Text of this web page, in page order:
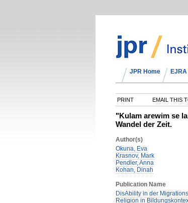
JPR Home
PRINT EMAIL THIS
"Kulam arewim se
Wandel der Zeit.
Author(s)
Okuna, Eva
Krasnov, Mark
Pendler, Anna
Kohan, Dinah
Publication Name
DisAbility in der
Religion in